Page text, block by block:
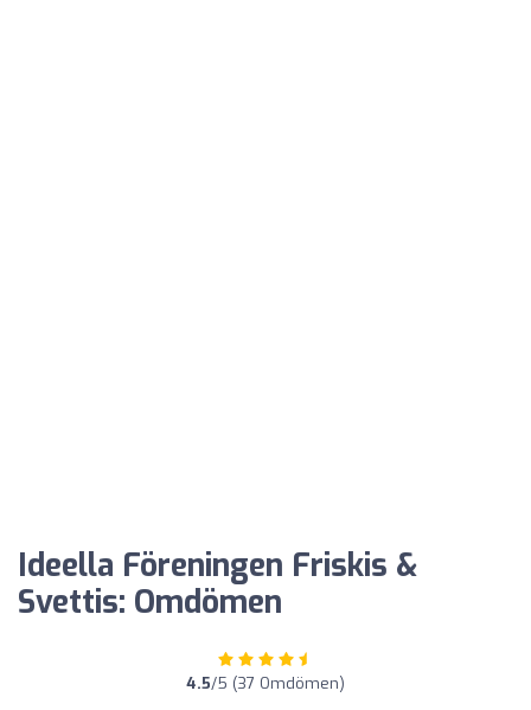
Ideella Föreningen Friskis &
Svettis: Omdömen
4.5/5 (37 Omdömen)